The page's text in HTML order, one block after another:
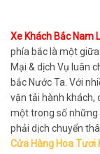
Xe Khách Bắc Nam
phía bắc là một
Mại & dịch Vụ luân
bắc Nước Ta. Với
vận tải hành khách,
một trong số những
phải dịch chuyển
Cửa Hàng Hoa Tươi